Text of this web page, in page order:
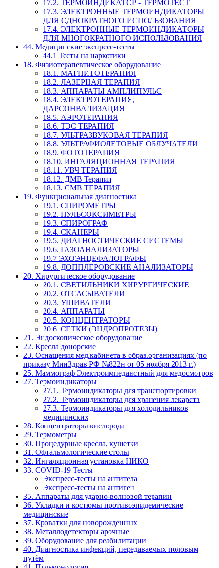
17.2. ТЕРМОИНДИКАТОР - ТЕРМОТЕСТ
17.3. ЭЛЕКТРОННЫЕ ТЕРМОИНДИКАТОРЫ
ДЛЯ ОДНОКРАТНОГО ИСПОЛЬЗОВАНИЯ
17.4. ЭЛЕКТРОННЫЕ ТЕРМОИНДИКАТОРЫ
ДЛЯ МНОГОКРАТНОГО ИСПОЛЬЗОВАНИЯ
44. Медицинские экспресс-тесты
44.1 Тесты на наркотики
18. Физиотерапевтическое оборудование
18.1. МАГНИТОТЕРАПИЯ
18.2. ЛАЗЕРНАЯ ТЕРАПИЯ
18.3. АППАРАТЫ АМПЛИПУЛЬС
18.4. ЭЛЕКТРОТЕРАПИЯ,
ДАРСОНВАЛИЗАЦИЯ
18.5. АЭРОТЕРАПИЯ
18.6. ТЭС ТЕРАПИЯ
18.7. УЛЬТРАЗВУКОВАЯ ТЕРАПИЯ
18.8. УЛЬТРАФИОЛЕТОВЫЕ ОБЛУЧАТЕЛИ
18.9. ФОТОТЕРАПИЯ
18.10. ИНГАЛЯЦИОННАЯ ТЕРАПИЯ
18.11. УВЧ ТЕРАПИЯ
18.12. ДМВ Терапия
18.13. СМВ ТЕРАПИЯ
19. Функциональная диагностика
19.1. СПИРОМЕТРЫ
19.2. ПУЛЬСОКСИМЕТРЫ
19.3. СПИРОГРАФ
19.4. СКАНЕРЫ
19.5. ДИАГНОСТИЧЕСКИЕ СИСТЕМЫ
19.6. ГАЗОАНАЛИЗАТОРЫ
19.7 ЭХОЭНЦЕФАЛОГРАФЫ
19.8. ДОППЛЕРОВСКИЕ АНАЛИЗАТОРЫ
20. Хирургическое оборудование
20.1. СВЕТИЛЬНИКИ ХИРУРГИЧЕСКИЕ
20.2. ОТСАСЫВАТЕЛИ
20.3. УШИВАТЕЛИ
20.4. АППАРАТЫ
20.5. КОНЦЕНТРАТОРЫ
20.6. СЕТКИ (ЭНДРОПРОТЕЗЫ)
21. Эндоскопическое оборудование
22. Кресла донорские
23. Оснащения мед.кабинета в образ.организациях (по
приказу МинЗдрав РФ №822н от 05 ноября 2013 г.)
25. Маммограф Электроимпеданстный для медосмотров
27. Термоиндикаторы
27.1. Термоиндикаторы для транспортировки
27.2. Термоиндикаторы для хранения лекарств
27.3. Термоиндикаторы для холодильников
медицинских
28. Концентраторы кислорода
29. Термометры
30. Процедурные кресла, кушетки
31. Офтальмологические столы
32. Ингаляционная установка НИКО
33. COVID-19 Тесты
Экспресс-тесты на антитела
Экспресс-тесты на антиген
35. Аппараты для ударно-волновой терапии
36. Укладки и костюмы противоэпидемические
медицинские
37. Кроватки для новорожденных
38. Металлодетекторы арочные
39. Оборудование для реабилитации
40. Диагностика инфекций, передаваемых половым
путём